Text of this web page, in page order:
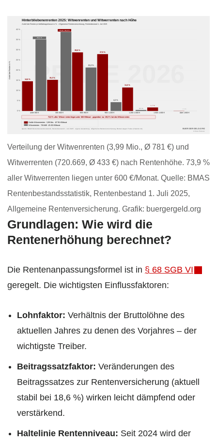
RENTE 2026
Hinterbliebenenrenten 2025: Witwenrenten und Witwerrenten nach Höhe
Anteil der Renten je Zahlbetragsklasse in % · Allgemeine Rentenversicherung, Rentenbestand 1. Juli 2025
0 %
5 %
10 %
15 %
20 %
25 %
30 %
35 %
40 %
Anteil der Renten in % 14,6 %
35,1 %
unter 300 €
15,3 %
Peak: 38,8 %
300–600 €
28,8 %
21,3 %
600–900 €
27,9 %
4,3 %
900–1.200 €
11,5 %
0,5 %
1.200–1.500 €
1,7 %
1.500–1.800 €
≈ 0 %
über 1.800 €
73,9 % aller Witwerrenten liegen unter 600 €/Monat – gegenüber nur 29,9 % bei den Witwenrenten
Große Witwenrenten · 3,99 Mio. · Ø 781 €/Monat
Witwerrenten · 720.669 · Ø 433 €/Monat
Quelle: BMAS Rentenbestandsstatistik, Rentenbestand 1. Juli 2025 · eigene Auswertung · Allgemeine Rentenversicherung, Renten wegen Todes (Tabelle 10)
BUERGERGELD.ORG
© Peter Piekarz
Verteilung der Witwenrenten (3,99 Mio., Ø 781 €) und
Witwerrenten (720.669, Ø 433 €) nach Rentenhöhe. 73,9 %
aller Witwerrenten liegen unter 600 €/Monat. Quelle: BMAS
Rentenbestandsstatistik, Rentenbestand 1. Juli 2025,
Allgemeine Rentenversicherung. Grafik: buergergeld.org
Grundlagen: Wie wird die
Rentenerhöhung berechnet?
Die Rentenanpassungsformel ist in § 68 SGB VI
geregelt. Die wichtigsten Einflussfaktoren:
Lohnfaktor: Verhältnis der Bruttolöhne des
aktuellen Jahres zu denen des Vorjahres – der
wichtigste Treiber.
Beitragssatzfaktor: Veränderungen des
Beitragssatzes zur Rentenversicherung (aktuell
stabil bei 18,6 %) wirken leicht dämpfend oder
verstärkend.
Haltelinie Rentenniveau: Seit 2024 wird der